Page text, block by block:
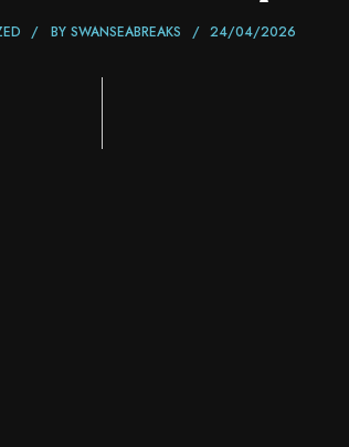
BY SWANSEABREAKS 24/04/2026